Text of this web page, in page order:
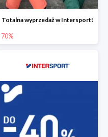
Totalna wyprzedaż w Intersport!
70%